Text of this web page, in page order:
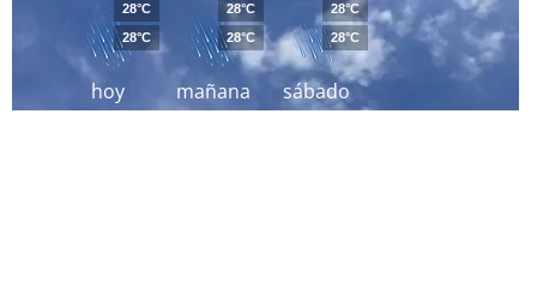
hoy
28°C
28°C
mañana
28°C
28°C
sábado
28°C
28°C